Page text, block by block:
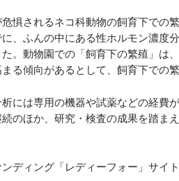
惧されるネコ科動物の飼育下での
、ふんの中にある性ホルモン濃度
。動物園での「飼育下の繁殖」は
る傾向があるとして、飼育下での
には専用の機器や試薬などの経費
のほか、研究・検査の成果を踏ま
ディング「レディーフォー」サイト